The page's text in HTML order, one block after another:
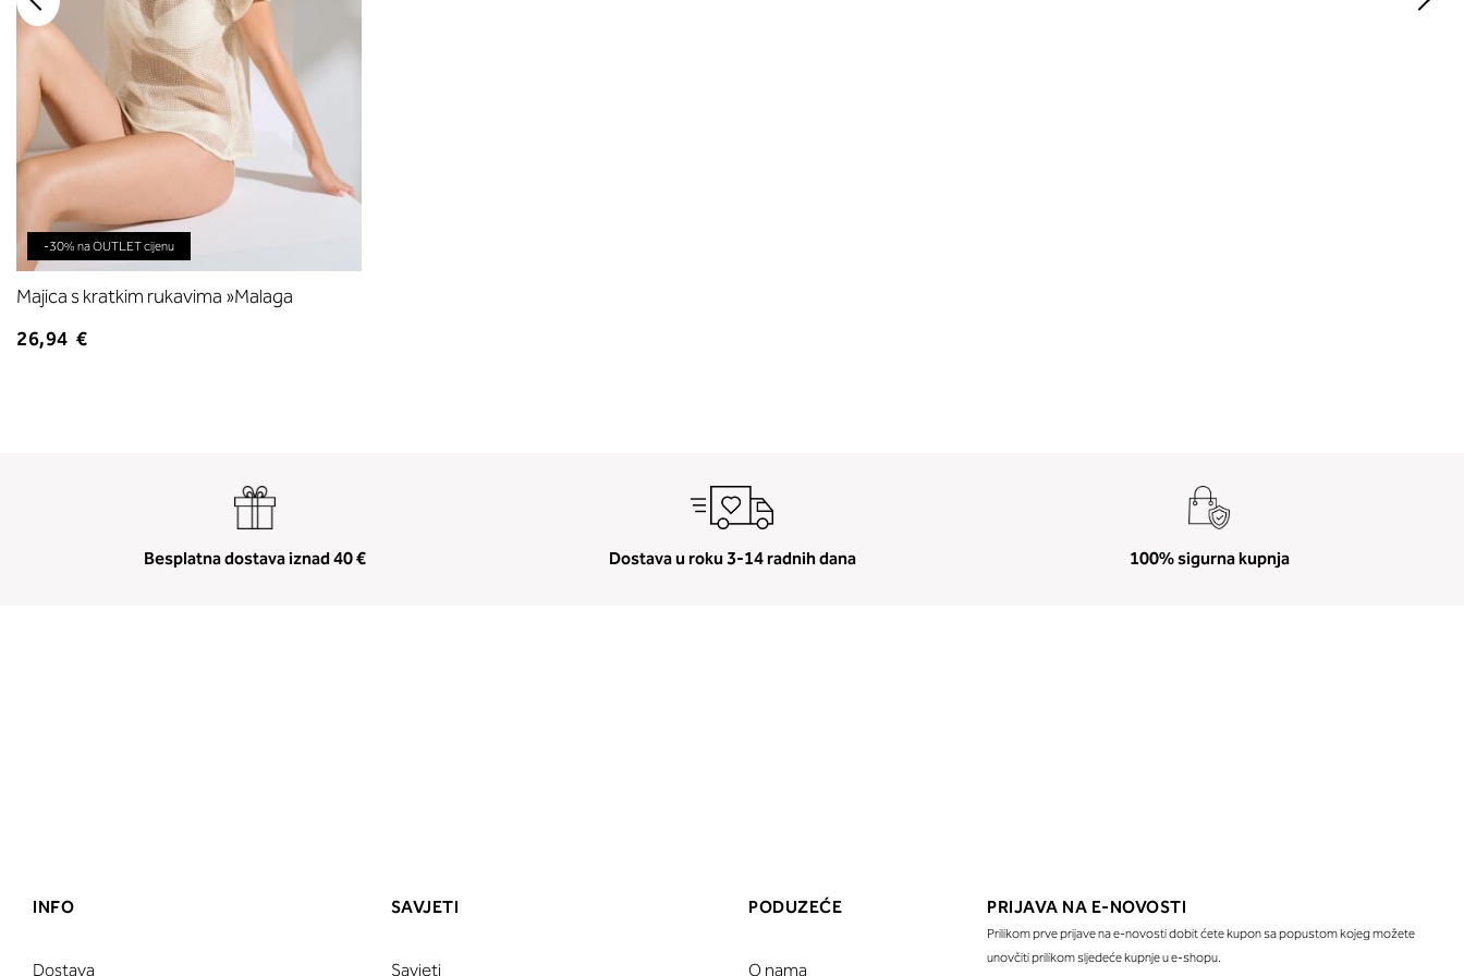
-30% na OUTLET cijenu
Majica s kratkim rukavima »Malaga
26,94 €
Besplatna dostava iznad 40 € Dostava u roku 3-14 radnih dana 100% sigurna kupnja
INFO
Dostava
SAVJETI
Savjeti
PODUZEĆE
O nama
PRIJAVA NA E-NOVOSTI
Prilikom prve prijave na e-novosti dobit ćete kupon sa popustom kojeg možete
unovčiti prilikom sljedeće kupnje u e-shopu.